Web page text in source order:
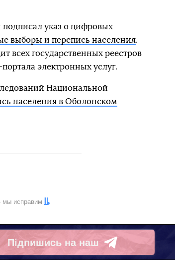
указ о цифровых
выборы и перепись населения.
всех государственных реестров
электронных услуг.
Национальной
населения в Оболонском
исправим
Підпишись на наш
Telegram